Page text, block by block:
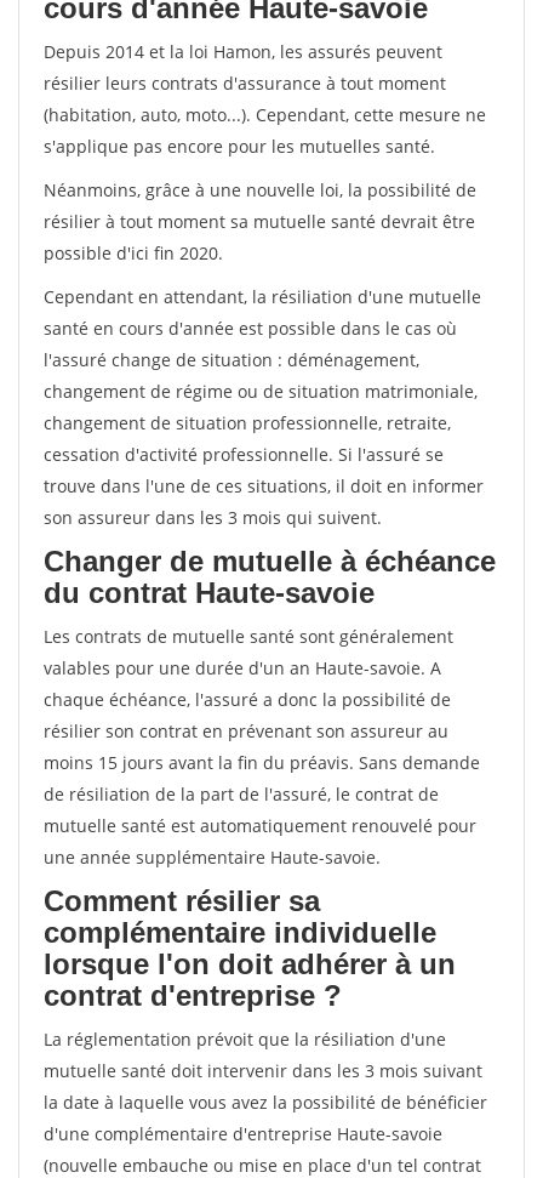
cours d'année Haute-savoie
Depuis 2014 et la loi Hamon, les assurés peuvent
résilier leurs contrats d'assurance à tout moment
(habitation, auto, moto...). Cependant, cette mesure ne
s'applique pas encore pour les mutuelles santé.
Néanmoins, grâce à une nouvelle loi, la possibilité de
résilier à tout moment sa mutuelle santé devrait être
possible d'ici fin 2020.
Cependant en attendant, la résiliation d'une mutuelle
santé en cours d'année est possible dans le cas où
l'assuré change de situation : déménagement,
changement de régime ou de situation matrimoniale,
changement de situation professionnelle, retraite,
cessation d'activité professionnelle. Si l'assuré se
trouve dans l'une de ces situations, il doit en informer
son assureur dans les 3 mois qui suivent.
Changer de mutuelle à échéance
du contrat Haute-savoie
Les contrats de mutuelle santé sont généralement
valables pour une durée d'un an Haute-savoie. A
chaque échéance, l'assuré a donc la possibilité de
résilier son contrat en prévenant son assureur au
moins 15 jours avant la fin du préavis. Sans demande
de résiliation de la part de l'assuré, le contrat de
mutuelle santé est automatiquement renouvelé pour
une année supplémentaire Haute-savoie.
Comment résilier sa
complémentaire individuelle
lorsque l'on doit adhérer à un
contrat d'entreprise ?
La réglementation prévoit que la résiliation d'une
mutuelle santé doit intervenir dans les 3 mois suivant
la date à laquelle vous avez la possibilité de bénéficier
d'une complémentaire d'entreprise Haute-savoie
(nouvelle embauche ou mise en place d'un tel contrat